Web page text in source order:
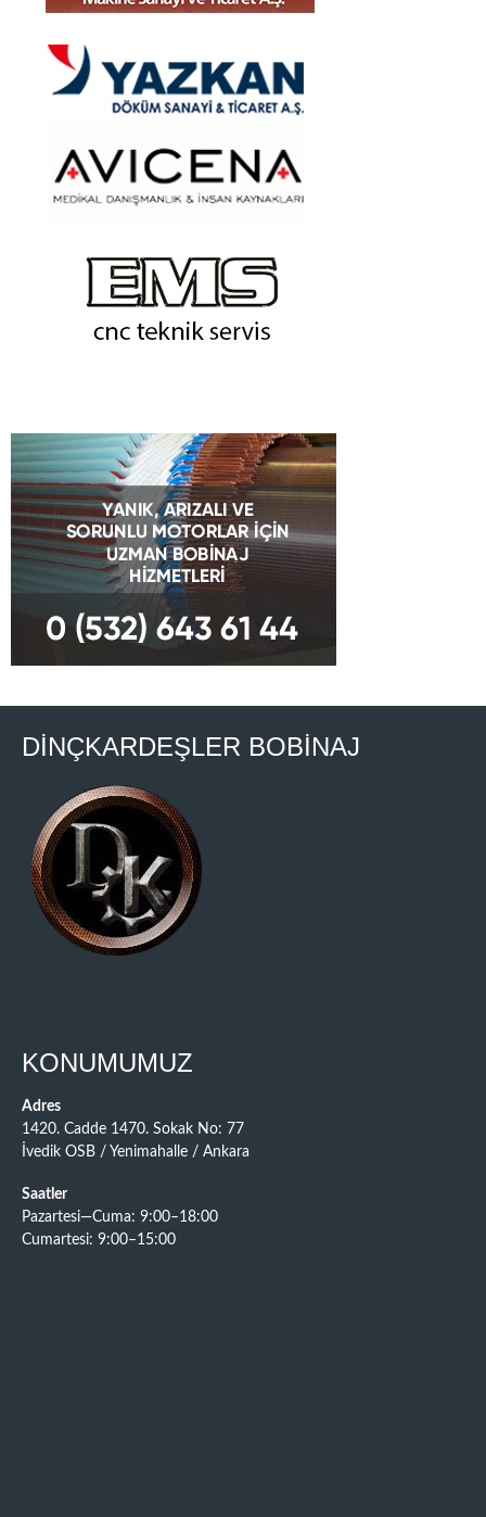
DİNÇKARDEŞLER BOBİNAJ
KONUMUMUZ
Adres
1420. Cadde 1470. Sokak No: 77
İvedik OSB / Yenimahalle / Ankara
Saatler
Pazartesi—Cuma: 9:00–18:00
Cumartesi: 9:00–15:00